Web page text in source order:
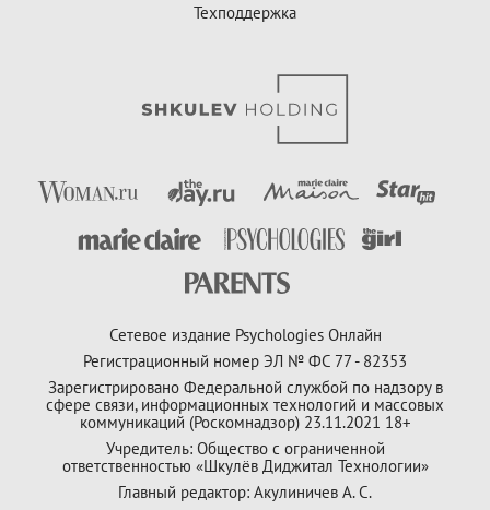
Техподдержка
Сетевое издание Psychologies Онлайн
Регистрационный номер ЭЛ № ФС 77 - 82353
Зарегистрировано Федеральной службой по надзору в
сфере связи, информационных технологий и массовых
коммуникаций (Роскомнадзор) 23.11.2021 18+
Учредитель: Общество с ограниченной
ответственностью «Шкулёв Диджитал Технологии»
Главный редактор: Акулиничев А. С.